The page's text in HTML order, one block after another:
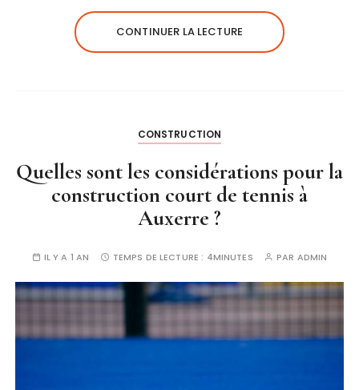
CONTINUER LA LECTURE
CONSTRUCTION
Quelles sont les considérations pour la
construction court de tennis à
Auxerre ?
IL Y A 1 AN TEMPS DE LECTURE : 4MINUTES PAR ADMIN